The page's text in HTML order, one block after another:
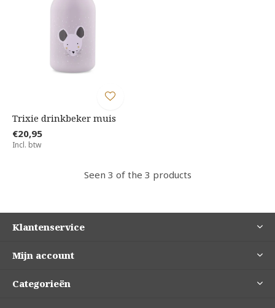
Trixie drinkbeker muis
€20,95
Incl. btw
Seen 3 of the 3 products
Klantenservice
Mijn account
Categorieën